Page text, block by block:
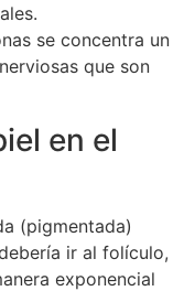
se concentra un
que son
en el
(pigmentada)
ir al folículo,
exponencial